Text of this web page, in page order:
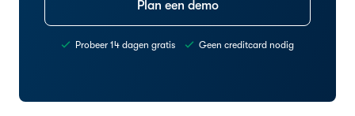
Plan een demo
Probeer 14 dagen gratis Geen creditcard nodig